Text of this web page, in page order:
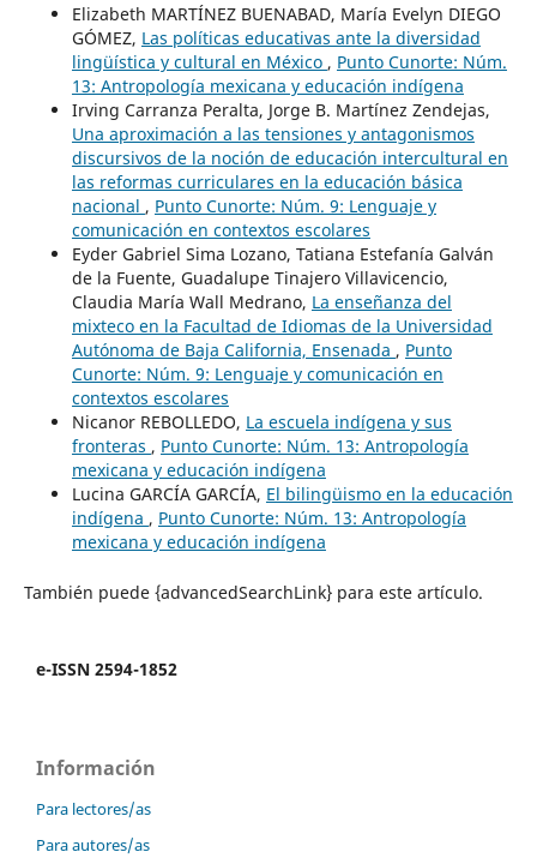
Elizabeth MARTÍNEZ BUENABAD, María Evelyn DIEGO
GÓMEZ, Las políticas educativas ante la diversidad
lingüística y cultural en México , Punto Cunorte: Núm.
13: Antropología mexicana y educación indígena
Irving Carranza Peralta, Jorge B. Martínez Zendejas,
Una aproximación a las tensiones y antagonismos
discursivos de la noción de educación intercultural en
las reformas curriculares en la educación básica
nacional , Punto Cunorte: Núm. 9: Lenguaje y
comunicación en contextos escolares
Eyder Gabriel Sima Lozano, Tatiana Estefanía Galván
de la Fuente, Guadalupe Tinajero Villavicencio,
Claudia María Wall Medrano, La enseñanza del
mixteco en la Facultad de Idiomas de la Universidad
Autónoma de Baja California, Ensenada , Punto
Cunorte: Núm. 9: Lenguaje y comunicación en
contextos escolares
Nicanor REBOLLEDO, La escuela indígena y sus
fronteras , Punto Cunorte: Núm. 13: Antropología
mexicana y educación indígena
Lucina GARCÍA GARCÍA, El bilingüismo en la educación
indígena , Punto Cunorte: Núm. 13: Antropología
mexicana y educación indígena
También puede {advancedSearchLink} para este artículo.
e-ISSN 2594-1852
Información
Para lectores/as
Para autores/as